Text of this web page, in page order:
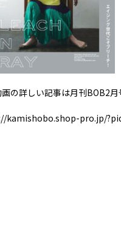
画の詳しい記事は月刊BOB2
kamishobo.shop-pro.jp/